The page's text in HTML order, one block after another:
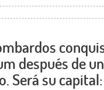
después de
Será su